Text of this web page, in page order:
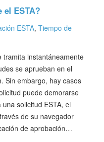
el ESTA?
ESTA, Tiempo de
tramita instantáneamente
se aprueban en el
Sin embargo, hay casos
puede demorarse
solicitud ESTA, el
de su navegador
de aprobación…